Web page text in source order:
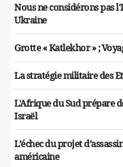
Nous ne considérons pas
Ukraine
Grotte « Katlekhor » ;
La stratégie militaire des
L'Afrique du Sud prépare
Israël
L’échec du projet
américaine